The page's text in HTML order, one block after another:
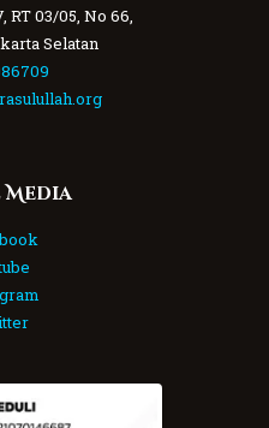
RT 03/05, No 66,
Selatan